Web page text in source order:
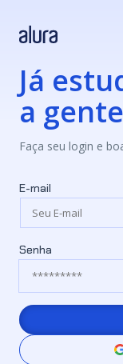
Já
a
Faça seu login e
E-mail
Senha